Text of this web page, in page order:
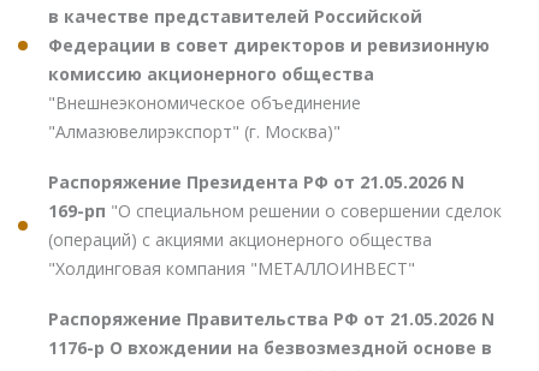
в качестве представителей Российской
Федерации в совет директоров и ревизионную
комиссию акционерного общества
"Внешнеэкономическое объединение
"Алмазювелирэкспорт" (г. Москва)"
Распоряжение Президента РФ от 21.05.2026 N
169-рп "О специальном решении о совершении сделок
(операций) с акциями акционерного общества
"Холдинговая компания "МЕТАЛЛОИНВЕСТ"
Распоряжение Правительства РФ от 21.05.2026 N
1176-р О вхождении на безвозмездной основе в